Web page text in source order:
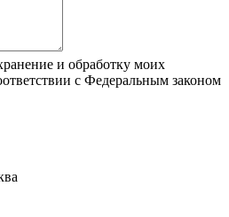
и обработку моих
с Федеральным законом